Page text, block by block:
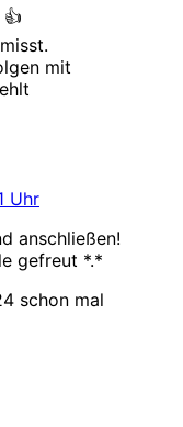
mit
Uhr
anschließen!
gefreut *.*
schon mal